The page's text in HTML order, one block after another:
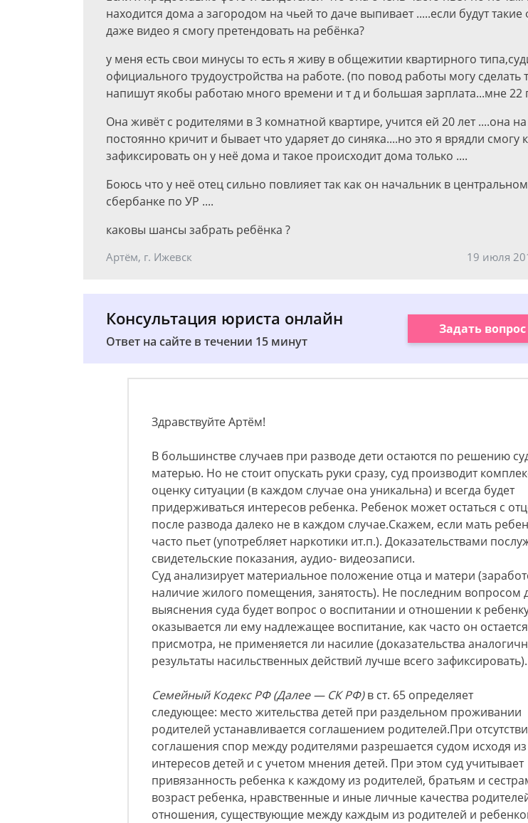
находится дома а загородом на чьей то даче выпивает .....если будут такие
даже видео я смогу претендовать на ребёнка?
у меня есть свои минусы то есть я живу в общежитии квартирного
официального трудоустройства на работе. (по повод работы могу сделать
напишут якобы работаю много времени и т д и большая зарплата...мне 22
Она живёт с родителями в 3 комнатной квартире, учится ей 20 лет ....она
постоянно кричит и бывает что ударяет до синяка....но это я врядли смогу
зафиксировать он у неё дома и такое происходит дома только ....
Боюсь что у неё отец сильно повлияет так как он начальник в центральном
сбербанке по УР ....
каковы шансы забрать ребёнка ?
Артём, г. Ижевск 19 июля
Консультация юриста онлайн
Ответ на сайте в течении 15 минут
Задать вопрос
Здравствуйте Артём!
В большинстве случаев при разводе дети остаются по решению
матерью. Но не стоит опускать руки сразу, суд производит
оценку ситуации (в каждом случае она уникальна) и всегда будет
придерживаться интересов ребенка. Ребенок может остаться с
после развода далеко не в каждом случае.Скажем, если мать
часто пьет (употребляет наркотики ит.п.). Доказательствами
свидетельские показания, аудио- видеозаписи.
Суд анализирует материальное положение отца и матери
наличие жилого помещения, занятость). Не последним вопросом
выяснения суда будет вопрос о воспитании и отношении к
оказывается ли ему надлежащее воспитание, как часто он
присмотра, не применяется ли насилие (доказательства
результаты насильственных действий лучше всего зафиксировать).
Семейный Кодекс РФ (Далее — СК РФ)в ст. 65 определяет
следующее: место жительства детей при раздельном проживании
родителей устанавливается соглашением родителей.При
соглашения спор между родителями разрешается судом исходя из
интересов детей и с учетом мнения детей. При этом суд учитывает
привязанность ребенка к каждому из родителей, братьям и
возраст ребенка, нравственные и иные личные качества
отношения, существующие между каждым из родителей и